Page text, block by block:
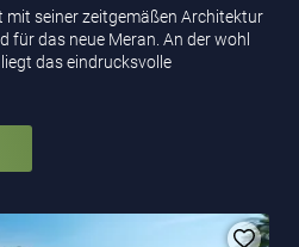
mit seiner zeitgemäßen Architektur
für das neue Meran. An der wohl
das eindrucksvolle